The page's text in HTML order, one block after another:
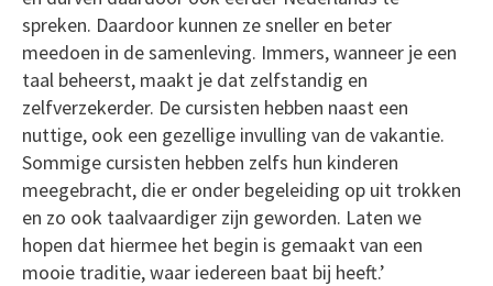
spreken. Daardoor kunnen ze sneller en beter
meedoen in de samenleving. Immers, wanneer je een
taal beheerst, maakt je dat zelfstandig en
zelfverzekerder. De cursisten hebben naast een
nuttige, ook een gezellige invulling van de vakantie.
Sommige cursisten hebben zelfs hun kinderen
meegebracht, die er onder begeleiding op uit trokken
en zo ook taalvaardiger zijn geworden. Laten we
hopen dat hiermee het begin is gemaakt van een
mooie traditie, waar iedereen baat bij heeft.’